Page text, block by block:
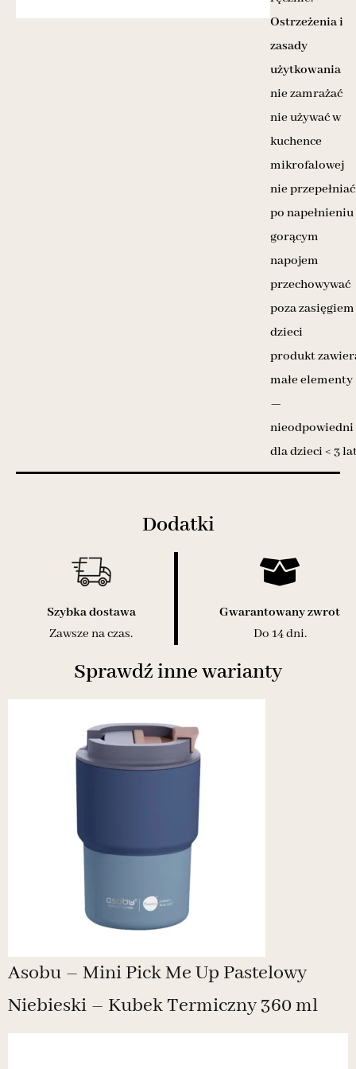
Ostrzeżenia i
zasady
użytkowania
nie zamrażać
nie używać w
kuchence
mikrofalowej
nie przepełniać
po napełnieniu
gorącym
napojem
przechowywać
poza zasięgiem
dzieci
produkt
małe elementy
—
nieodpowiedni
dla dzieci < 3
Dodatki
Szybka dostawa
Zawsze na czas.
Gwarantowany zwrot
Do 14 dni.
Sprawdź inne warianty
Asobu – Mini Pick Me Up Pastelowy
Niebieski – Kubek Termiczny 360 ml